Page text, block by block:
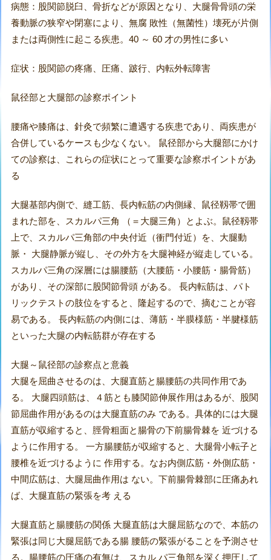
病態：股関節脱臼、骨折などが原因となり、大腿骨骨頭の栄
養動脈の狭窄や閉塞により、無腐 敗性（無菌性）壊死が片側
または両側性に起こる疾患。40 ～ 60 才の男性に多い
症状：股関節の疼痛、圧痛、跛行、内転外転障害
鼠径部と大腿部の診察ポイント
腰痛や膝痛は、針灸で頻繁に遭遇する疾患であり、両疾患が
合併しているケースも少なくない。 鼠径部から大腿部にかけ
ての診察は、これらの症状にとって重要な診察ポイントがあ
る
大腿基部内側で、縫工筋、長内転筋の内側縁、鼠径靱帯で囲
まれた部を、スカルパ三角 （＝大腿三角）とよぶ。鼠径靱帯
上で、スカルパ三角部の中央付近（衝門付近）を、大腿動
脈・ 大腿静脈が縦し、その外方を大腿神経が縦走している。
スカルパ三角の深層には腸腰筋（大腰筋・小腰筋・腸骨筋）
があり、その深部に股関節骨頭 がある。 長内転筋は、パト
リックテストの肢位をすると、隆起するので、摘むことが容
易である。 長内転筋の内側には、薄筋・半膜様筋・半腱様筋
といった大腿の内転筋群が存在する
大腿～鼠径部の診察点と意義
大腿を屈曲させるのは、大腿直筋と腸腰筋の共同作用であ
る。 大腿四頭筋は、４筋とも膝関節伸展作用はあるが、股関
節屈曲作用があるのは大腿直筋のみ である。具体的には大腿
直筋が収縮すると、脛骨粗面と腸骨の下前腸骨棘を 近づける
ように作用する。 一方腸腰筋が収縮すると、大腿骨小転子と
腰椎を近づけるように 作用する。なお内側広筋・外側広筋・
中間広筋は、大腿屈曲作用は ない。下前腸骨棘部に圧痛あれ
ば、大腿直筋の緊張を考 える
大腿直筋と腸腰筋の関係 大腿直筋は大腿屈筋なので、本筋の
緊張は同じ大腿屈筋である腸 腰筋の緊張がることを予測させ
る。腸腰筋の圧痛の有無は、スカル パ三角部を深く押圧して